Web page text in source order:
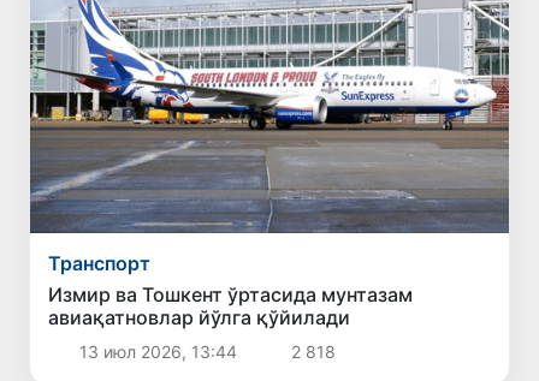
Транспорт
Измир ва Тошкент ўртасида мунтазам
авиақатновлар йўлга қўйилади
13 июл 2026, 13:44 2 818